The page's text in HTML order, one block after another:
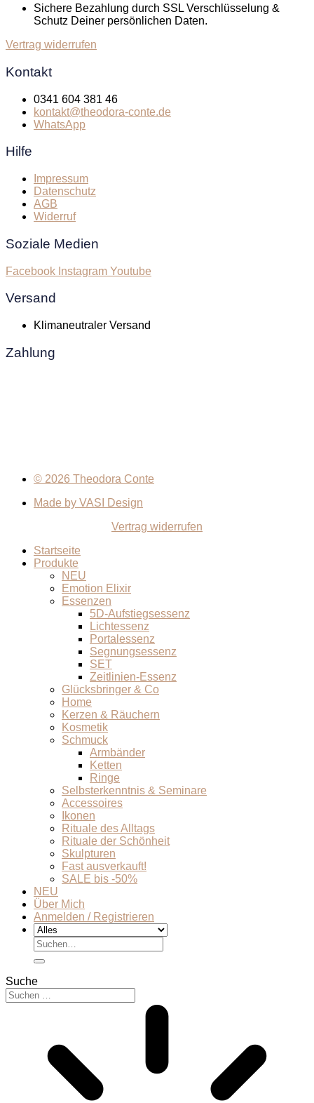
Sichere Bezahlung durch SSL Verschlüsselung &
Schutz Deiner persönlichen Daten.
Vertrag widerrufen
Kontakt
0341 604 381 46
kontakt@theodora-conte.de
WhatsApp
Hilfe
Impressum
Datenschutz
AGB
Widerruf
Soziale Medien
Facebook Instagram Youtube
Versand
Klimaneutraler Versand
Zahlung
© 2026 Theodora Conte
Made by VASI Design
Vertrag widerrufen
Startseite
Produkte
NEU
Emotion Elixir
Essenzen
5D-Aufstiegsessenz
Lichtessenz
Portalessenz
Segnungsessenz
SET
Zeitlinien-Essenz
Glücksbringer & Co
Home
Kerzen & Räuchern
Kosmetik
Schmuck
Armbänder
Ketten
Ringe
Selbsterkenntnis & Seminare
Accessoires
Ikonen
Rituale des Alltags
Rituale der Schönheit
Skulpturen
Fast ausverkauft!
SALE bis -50%
NEU
Über Mich
Anmelden / Registrieren
Suchen
nach:
Suche